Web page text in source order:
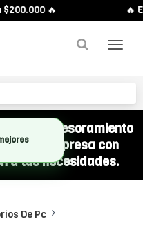
🔥 🔥
recibí asesoramiento
a tu empresa con
a tus necesidades.
De Pc